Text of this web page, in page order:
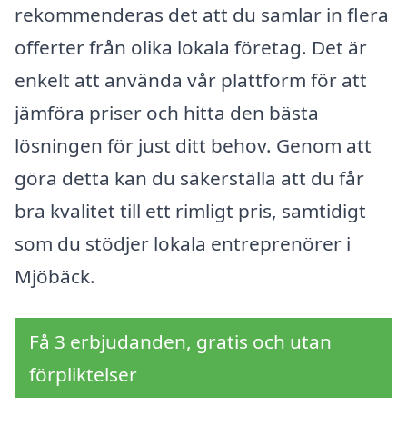
rekommenderas det att du samlar in flera
offerter från olika lokala företag. Det är
enkelt att använda vår plattform för att
jämföra priser och hitta den bästa
lösningen för just ditt behov. Genom att
göra detta kan du säkerställa att du får
bra kvalitet till ett rimligt pris, samtidigt
som du stödjer lokala entreprenörer i
Mjöbäck.
Få 3 erbjudanden, gratis och utan
förpliktelser